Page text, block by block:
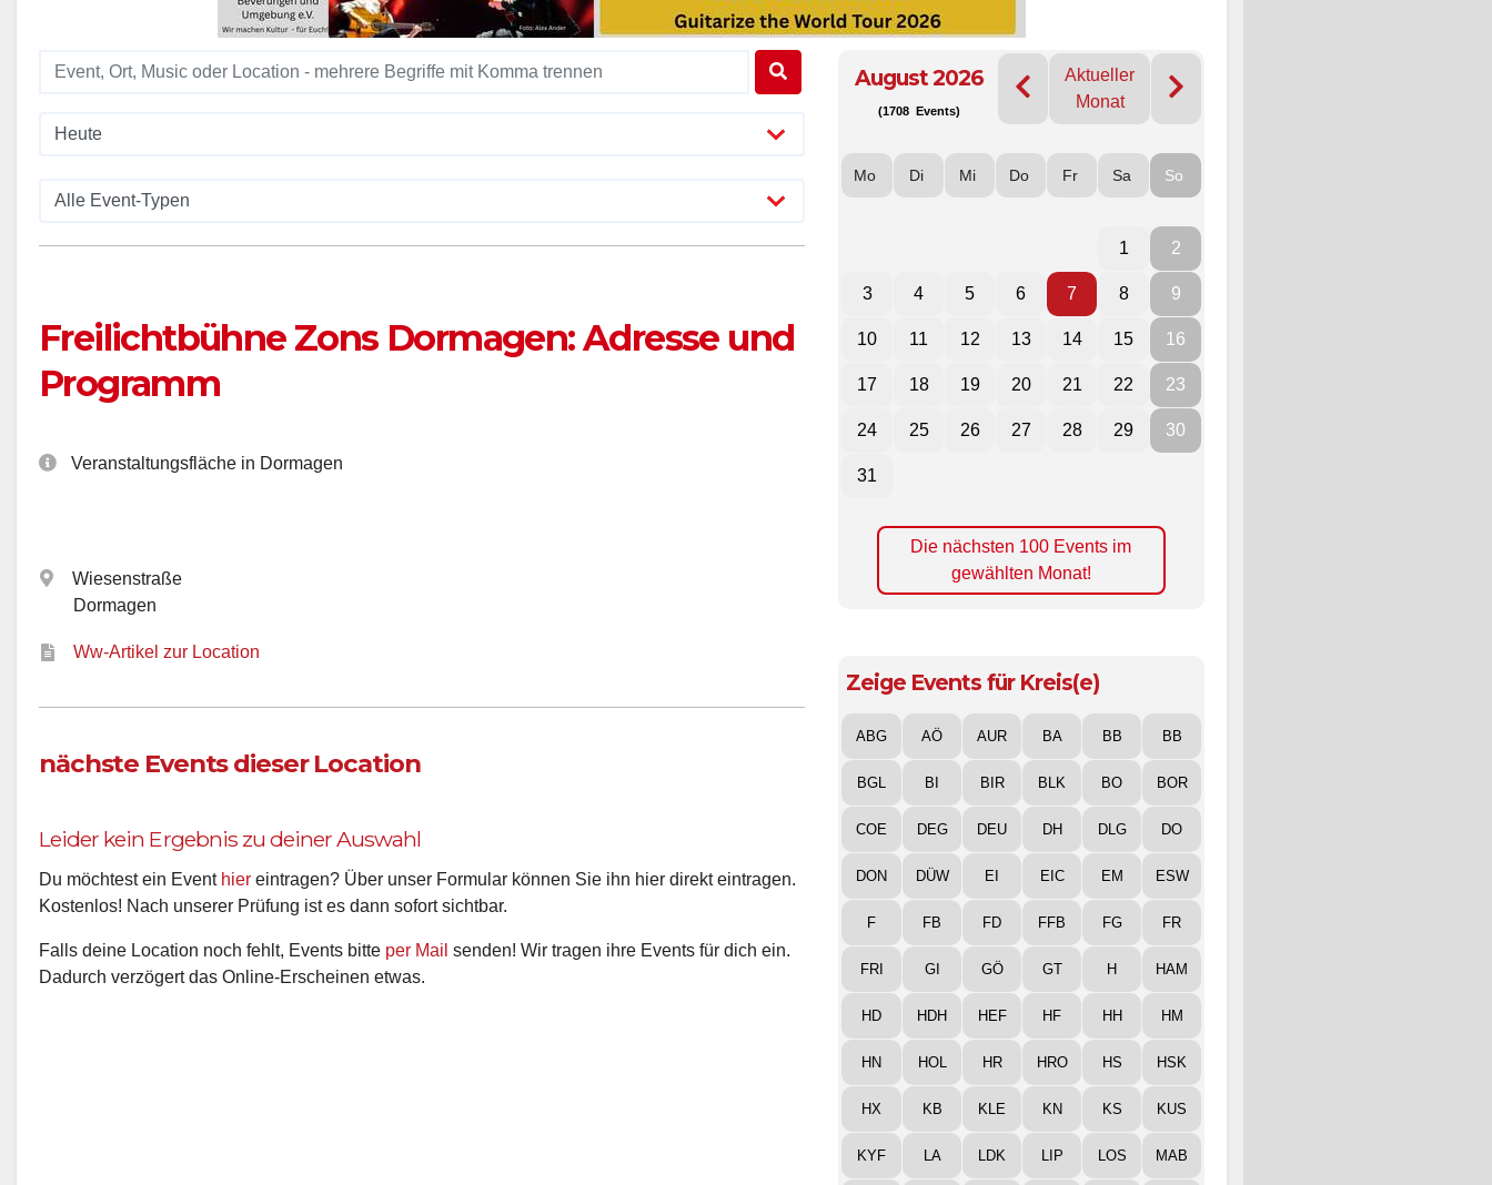
Freilichtbühne Zons Dormagen: Adresse und
Programm
Veranstaltungsfläche in Dormagen
Wiesenstraße
Dormagen
Ww-Artikel zur Location
nächste Events dieser Location
Leider kein Ergebnis zu deiner Auswahl
Du möchtest ein Event hier eintragen? Über unser Formular können Sie ihn hier direkt eintragen.
Kostenlos! Nach unserer Prüfung ist es dann sofort sichtbar.
Falls deine Location noch fehlt, Events bitte per Mail senden! Wir tragen ihre Events für dich ein.
Dadurch verzögert das Online-Erscheinen etwas.
August 2026
(1708 Events)
Aktueller
Monat
Mo Di Mi Do Fr Sa So
1 2
3 4 5 6 7 8 9
10 11 12 13 14 15 16
17 18 19 20 21 22 23
24 25 26 27 28 29 30
31
Die nächsten 100 Events im
gewählten Monat!
Zeige Events für Kreis(e)
ABG AÖ AUR BA BB BB
BGL BI BIR BLK BO BOR
COE DEG DEU DH DLG DO
DON DÜW EI EIC EM ESW
F FB FD FFB FG FR
FRI GI GÖ GT H HAM
HD HDH HEF HF HH HM
HN HOL HR HRO HS HSK
HX KB KLE KN KS KUS
KYF LA LDK LIP LOS MAB